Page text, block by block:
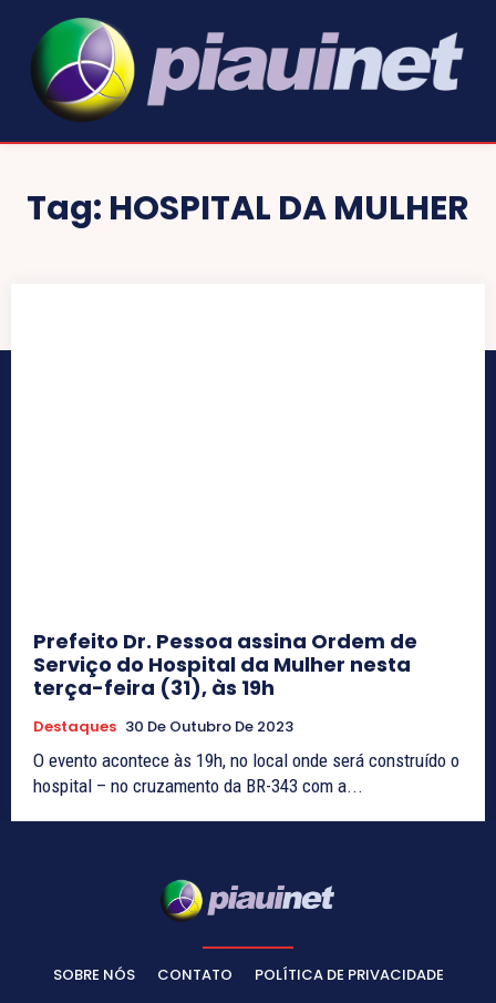
Tag: HOSPITAL DA MULHER
Prefeito Dr. Pessoa assina Ordem de
Serviço do Hospital da Mulher nesta
terça-feira (31), às 19h
Destaques 30 De Outubro De 2023
O evento acontece às 19h, no local onde será construído o
hospital – no cruzamento da BR-343 com a...
SOBRE NÓS CONTATO POLÍTICA DE PRIVACIDADE